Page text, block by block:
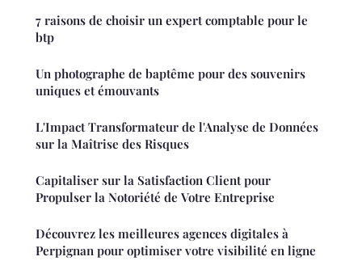
7 raisons de choisir un expert comptable pour le
btp
Un photographe de baptême pour des souvenirs
uniques et émouvants
L'Impact Transformateur de l'Analyse de Données
sur la Maîtrise des Risques
Capitaliser sur la Satisfaction Client pour
Propulser la Notoriété de Votre Entreprise
Découvrez les meilleures agences digitales à
Perpignan pour optimiser votre visibilité en ligne